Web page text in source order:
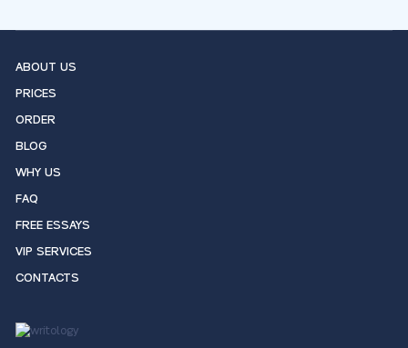
ABOUT US
PRICES
ORDER
BLOG
WHY US
FAQ
FREE ESSAYS
VIP SERVICES
CONTACTS